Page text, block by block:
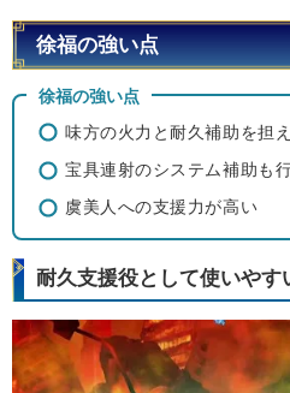
徐福の強い点
徐福の強い点
味方の火力と耐久補助を担
宝具連射のシステム補助も
虞美人への支援力が高い
耐久支援役として使いやす